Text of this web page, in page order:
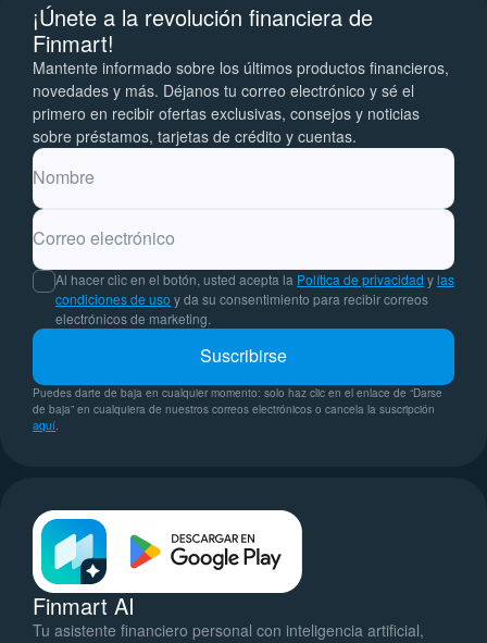
¡Únete a la revolución financiera de
Finmart!
Mantente informado sobre los últimos productos financieros,
novedades y más. Déjanos tu correo electrónico y sé el
primero en recibir ofertas exclusivas, consejos y noticias
sobre préstamos, tarjetas de crédito y cuentas.
Nombre
Correo electrónico
Al hacer clic en el botón, usted acepta la Política de privacidad ylas
condiciones de uso y da su consentimiento para recibir correos
electrónicos de marketing.
Suscribirse
Puedes darte de baja en cualquier momento: solo haz clic en el enlace de “Darse
de baja” en cualquiera de nuestros correos electrónicos o cancela la suscripción
aquí.
Finmart AI
Tu asistente financiero personal con inteligencia artificial,